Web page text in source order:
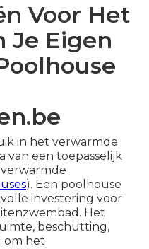
Voor Het
Je Eigen
in het verwarmde
van een toepasselijk
). Een poolhouse
investering voor
Het
beschutting,
om het